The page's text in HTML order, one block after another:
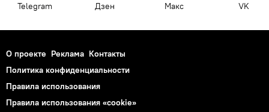
Telegram Дзен Макс VK
О проекте Реклама Контакты
Политика конфиденциальности
Правила использования
Правила использования «cookie»